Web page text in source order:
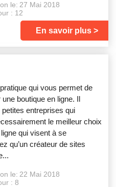
le: 27 Mai 2018
: 12
En savoir plus
qui vous permet de
boutique en ligne. Il
entreprises qui
le meilleur choix
qui visent à se
qu’un créateur de sites
le: 22 Mai 2018
: 8